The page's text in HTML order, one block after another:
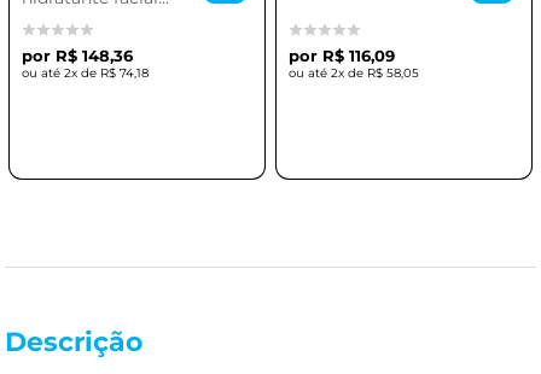
hidratante 50ml
R$ 148,36
2x de R$ 74,18
R$ 116,09
2x de R$ 58,05
Descrição